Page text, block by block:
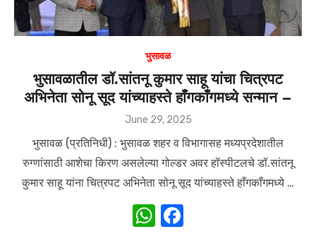
भुसावळ
भुसावळातील डॉ.सांतनू कुमार साहू यांचा चित्रपट
अभिनेता सोनू सूद यांच्याहस्ते हाँगकाँगमध्ये सन्मान –
Posted
June 29, 2025
भुसावळ (प्रतिनिधी) : भुसावळ शहर व विभागासह मध्यप्रदेशातील
रुग्णांसाठी आशेचा किरण असलेल्या गोल्डर अवर हॉस्पीटलचे डॉ.सांतनू
कुमार साहू यांना चित्रपट अभिनेता सोनू सूद यांच्याहस्ते हाँगकाँगमध्ये …
W